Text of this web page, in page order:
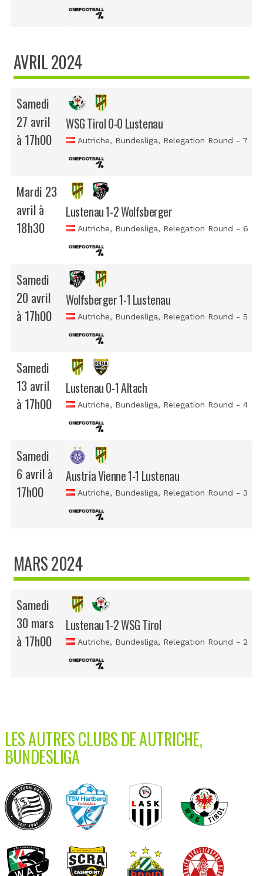
AVRIL 2024
Samedi
27 avril
à 17h00
WSG Tirol 0-0 Lustenau
Autriche, Bundesliga, Relegation Round - 7
Mardi 23
avril à
18h30
Lustenau 1-2 Wolfsberger
Autriche, Bundesliga, Relegation Round - 6
Samedi
20 avril
à 17h00
Wolfsberger 1-1 Lustenau
Autriche, Bundesliga, Relegation Round - 5
Samedi
13 avril
à 17h00
Lustenau 0-1 Altach
Autriche, Bundesliga, Relegation Round - 4
Samedi
6 avril à
17h00
Austria Vienne 1-1 Lustenau
Autriche, Bundesliga, Relegation Round - 3
MARS 2024
Samedi
30 mars
à 17h00
Lustenau 1-2 WSG Tirol
Autriche, Bundesliga, Relegation Round - 2
LES AUTRES CLUBS DE AUTRICHE,
BUNDESLIGA